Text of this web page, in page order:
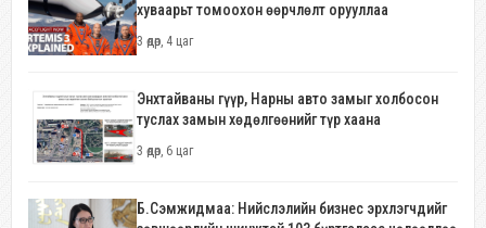
хуваарьт томоохон өөрчлөлт орууллаа
3 өдөр, 4 цаг
Энхтайваны гүүр, Нарны авто замыг холбосон
туслах замын хөдөлгөөнийг түр хаана
3 өдөр, 6 цаг
Б.Сэмжидмаа: Нийслэлийн бизнес эрхлэгчдийг